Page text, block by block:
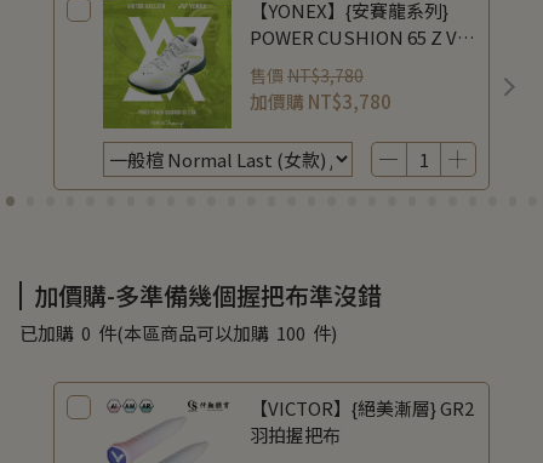
【YONEX】{安賽龍系列}
POWER CUSHION 65 Z VA
(4th Gen) 旗艦全面型羽球
鞋 SHBVAZLEX-452 /
SHBVAZMEX-452 /
SHBVAZWEX-452
售價 NT$3,780
加價購 NT$3,780
加價購-多準備幾個握把布準沒錯
已加購 0 件(本區商品可以加購 100 件)
【VICTOR】{絕美漸層} GR2
羽拍握把布